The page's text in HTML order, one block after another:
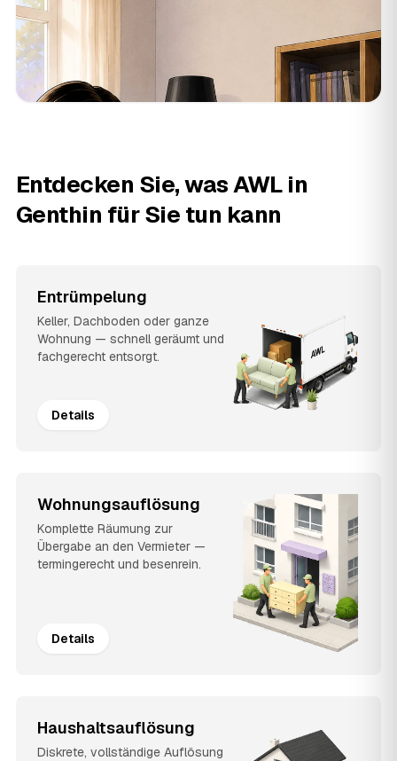
Entdecken Sie, was AWL in
Genthin für Sie tun kann
Entrümpelung
Keller, Dachboden oder ganze
Wohnung — schnell geräumt und
fachgerecht entsorgt.
Details
Wohnungsauflösung
Komplette Räumung zur
Übergabe an den Vermieter —
termingerecht und besenrein.
Details
Haushaltsauflösung
Diskrete, vollständige Auflösung